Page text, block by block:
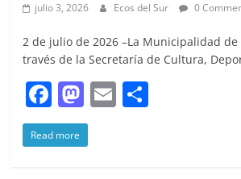
julio 3, 2026 Ecos del Sur 0
2 de julio de 2026 –La Municipalidad de
través de la Secretaría de Cultura,
F
a
c
M
a
st
E
Read more